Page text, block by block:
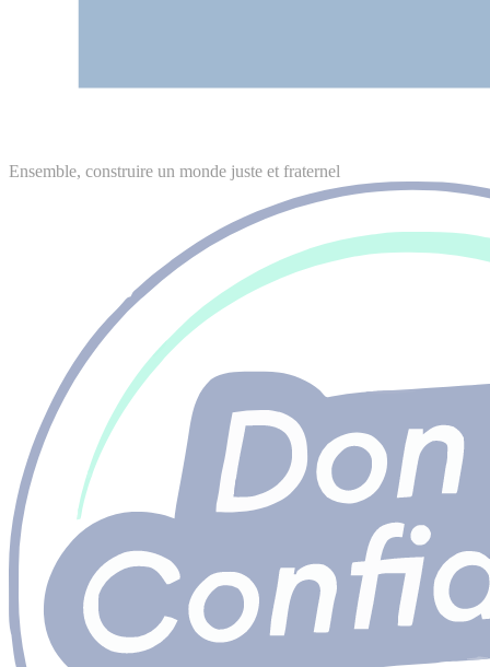
Ensemble, construire un monde juste et fraternel